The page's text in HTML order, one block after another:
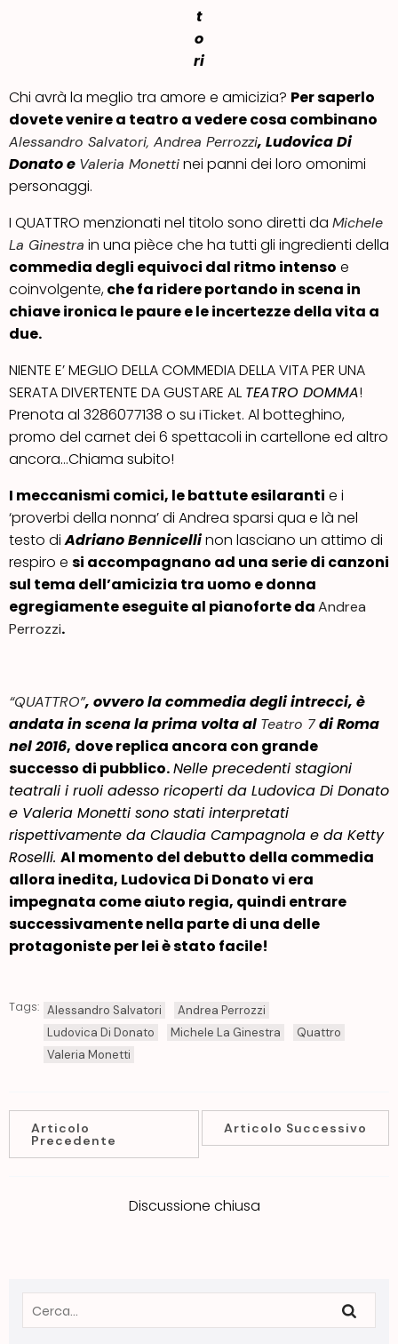
t
o
ri
Chi avrà la meglio tra amore e amicizia? Per saperlo
dovete venire a teatro a vedere cosa combinano
Alessandro Salvatori, Andrea Perrozzi, Ludovica Di
Donatoe Valeria Monettinei panni dei loro omonimi
personaggi.
I QUATTRO menzionati nel titolo sono diretti da Michele
La Ginestra in una pièce che ha tutti gli ingredienti della
commedia degli equivoci dal ritmo intenso e
coinvolgente,che fa ridere portando in scena in
chiave ironica le paure e le incertezze della vita a
due.
NIENTE E’ MEGLIO DELLA COMMEDIA DELLA VITA PER UNA
SERATA DIVERTENTE DA GUSTARE AL TEATRO DOMMA!
Prenota al 3286077138 o su iTicket. Al botteghino,
promo del carnet dei 6 spettacoli in cartellone ed altro
ancora…Chiama subito!
I meccanismi comici, le battute esilaranti e i
‘proverbi della nonna’ di Andrea sparsi qua e là nel
testo diAdriano Bennicellinon lasciano un attimo di
respiro e si accompagnano ad una serie di canzoni
sul tema dell’amicizia tra uomo e donna
egregiamente eseguite al pianoforte daAndrea
Perrozzi.
“QUATTRO”, ovvero la commedia degli intrecci, è
andata in scena la prima volta al Teatro 7di Roma
nel 2016, dove replica ancora con grande
successo di pubblico.Nelle precedenti stagioni
teatrali i ruoli adesso ricoperti da Ludovica Di Donato
e Valeria Monetti sono stati interpretati
rispettivamente da Claudia Campagnola e da Ketty
Roselli. Al momento del debutto della commedia
allora inedita, Ludovica Di Donato vi era
impegnata come aiuto regia, quindi entrare
successivamente nella parte di una delle
protagoniste per lei è stato facile!
Tags: Alessandro Salvatori
Andrea Perrozzi
Ludovica Di Donato
Michele La Ginestra
Quattro
Valeria Monetti
Articolo
Precedente
Articolo Successivo
Discussione chiusa